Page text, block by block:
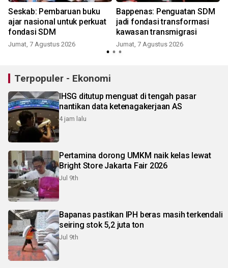
Seskab: Pembaruan buku
ajar nasional untuk perkuat
fondasi SDM
Jumat, 7 Agustus 2026
Bappenas: Penguatan SDM
jadi fondasi transformasi
kawasan transmigrasi
Jumat, 7 Agustus 2026
Terpopuler - Ekonomi
IHSG ditutup menguat di tengah pasar
nantikan data ketenagakerjaan AS
4 jam lalu
Pertamina dorong UMKM naik kelas lewat
Bright Store Jakarta Fair 2026
Jul 9th
Bapanas pastikan IPH beras masih terkendali
seiring stok 5,2 juta ton
Jul 9th